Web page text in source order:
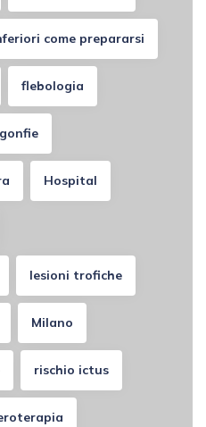
come prepararsi
flebologia
Hospital
lesioni trofiche
Milano
rischio ictus